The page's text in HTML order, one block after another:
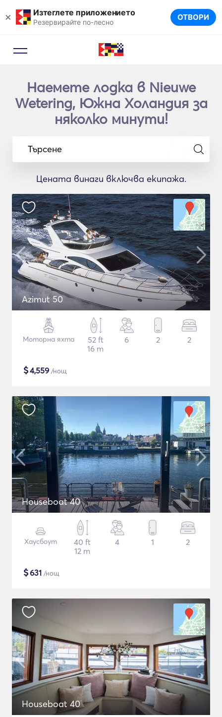
× Изтеглете приложението
Резервирайте по-лесно ОТВОРИ
Наемете лодка в Nieuwe
Wetering, Южна Холандия за
няколко минути!
Търсене
Цената винаги включва екипажа.
Azimut 50
Моторна яхта
52 ft
16 m
6 2 2
$4,559 /нощ
Houseboat 40
Хаусбоут
40 ft
12 m
4 1 2
$631 /нощ
Houseboat 40